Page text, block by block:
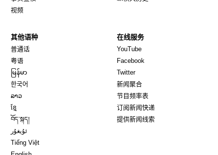
视频
其他语种
普通话
粤语
မြန်မာ
한국어
ລາວ
ខ្មែ
བོད་སྐད།
ئۇيغۇر
Tiếng Việt
在线服务
YouTube
Facebook
TwitterOpens in new window
新闻聚合
节目频率表
订阅新闻快递
提供新闻线索